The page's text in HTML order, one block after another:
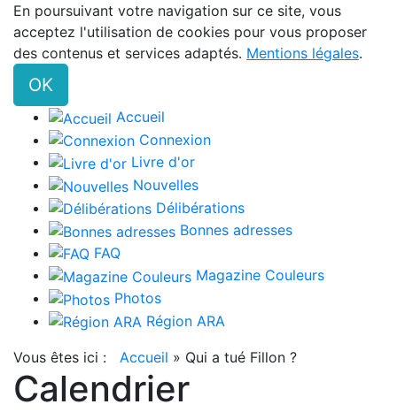
En poursuivant votre navigation sur ce site, vous
acceptez l'utilisation de cookies pour vous proposer
des contenus et services adaptés. Mentions légales.
OK
Accueil
Connexion
Livre d'or
Nouvelles
Délibérations
Bonnes adresses
FAQ
Magazine Couleurs
Photos
Région ARA
Vous êtes ici : Accueil » Qui a tué Fillon ?
Calendrier